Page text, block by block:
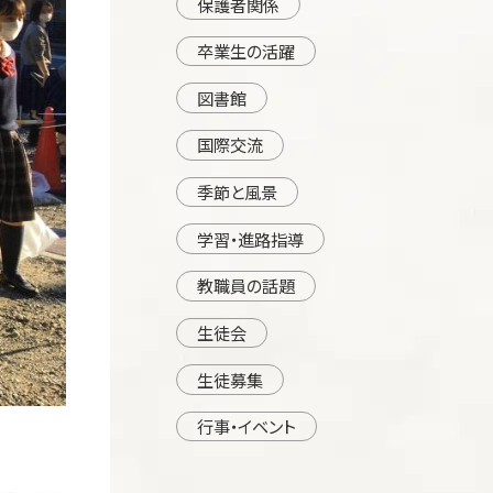
卒業生の活躍
図書館
国際交流
季節と風景
学習・進路指導
教職員の話題
生徒会
生徒募集
行事・イベント